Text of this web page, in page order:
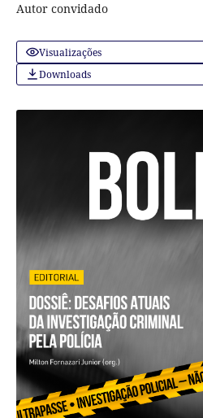
Autor convidado
Visualizações
Downloads